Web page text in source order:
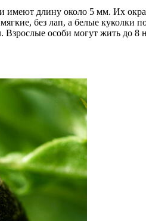
длину около 5 мм. Их
без лап, а белые куколки
особи могут жить до 8